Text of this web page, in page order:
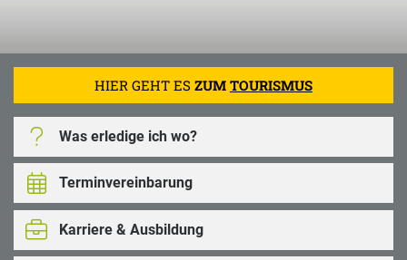
HIER GEHT ES ZUM TOURISMUS
Was erledige ich wo?
Terminvereinbarung
Karriere & Ausbildung